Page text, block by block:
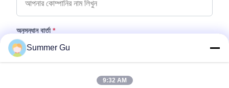
অনুসন্ধান বার্তা *
Summer Gu
9:32 AM